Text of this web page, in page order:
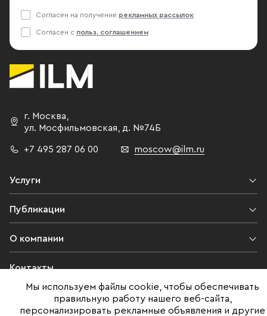
Согласен на получение рекламных рассылок
Согласен с польз. соглашением
г. Москва,
ул. Мосфильмовская, д. №74Б
+7 495 287 06 00 moscow@ilm.ru
Услуги
Публикации
О компании
Контакты
Юридическая информация
Мы используем файлы cookie, чтобы обеспечивать
правильную работу нашего веб-сайта,
персонализировать рекламные объявления и другие